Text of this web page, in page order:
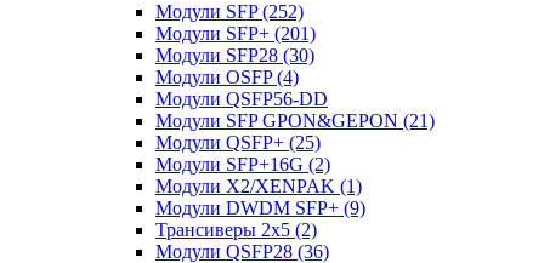
Модули SFP(252)
Модули SFP+ (201)
Модули SFP28 (30)
Модули OSFP(4)
Модули QSFP56-DD
Модули SFP GPON&GEPON (21)
Модули QSFP+ (25)
Модули SFP+16G (2)
Модули X2/XENPAK (1)
Модули DWDM SFP+ (9)
Трансиверы 2x5 (2)
Модули QSFP28 (36)